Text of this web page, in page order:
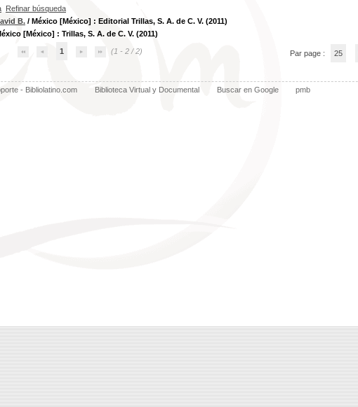
Refinar búsqueda
B. / México [México] : Editorial Trillas, S. A. de C. V. (2011)
[México] : Trillas, S. A. de C. V. (2011)
1 (1 - 2 / 2) Par page : 25
- Bibliolatino.com Biblioteca Virtual y Documental Buscar en Google pmb